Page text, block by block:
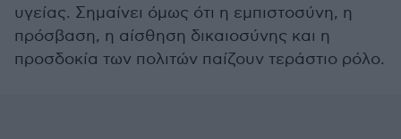
υγείας. Σημαίνει όμως ότι η εμπιστοσύνη, η
πρόσβαση, η αίσθηση δικαιοσύνης και η
προσδοκία των πολιτών παίζουν τεράστιο ρόλο.